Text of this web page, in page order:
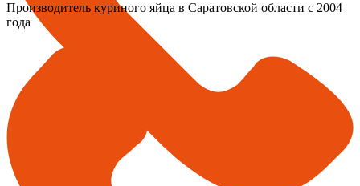
Производитель куриного яйца в Саратовской области с 2004
года